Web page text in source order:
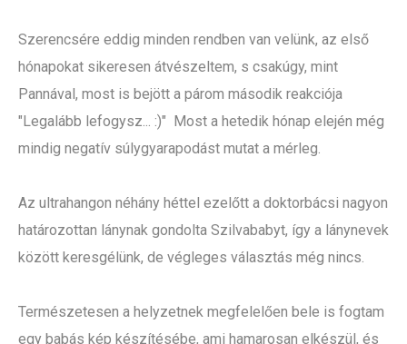
Szerencsére eddig minden rendben van velünk, az első
hónapokat sikeresen átvészeltem, s csakúgy, mint
Pannával, most is bejött a párom második reakciója
"Legalább lefogysz... :)" Most a hetedik hónap elején még
mindig negatív súlygyarapodást mutat a mérleg.
Az ultrahangon néhány héttel ezelőtt a doktorbácsi nagyon
határozottan lánynak gondolta Szilvababyt, így a lánynevek
között keresgélünk, de végleges választás még nincs.
Természetesen a helyzetnek megfelelően bele is fogtam
egy babás kép készítésébe, ami hamarosan elkészül, és